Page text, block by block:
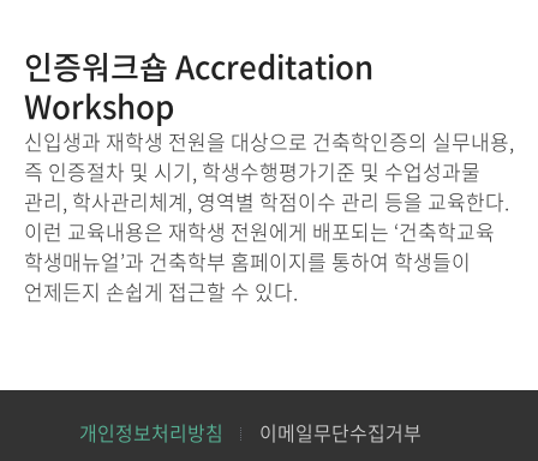
인증워크숍 Accreditation
Workshop
신입생과 재학생 전원을 대상으로 건축학인증의 실무내용,
즉 인증절차 및 시기, 학생수행평가기준 및 수업성과물
관리, 학사관리체계, 영역별 학점이수 관리 등을 교육한다.
이런 교육내용은 재학생 전원에게 배포되는 ‘건축학교육
학생매뉴얼’과 건축학부 홈페이지를 통하여 학생들이
언제든지 손쉽게 접근할 수 있다.
개인정보처리방침 이메일무단수집거부